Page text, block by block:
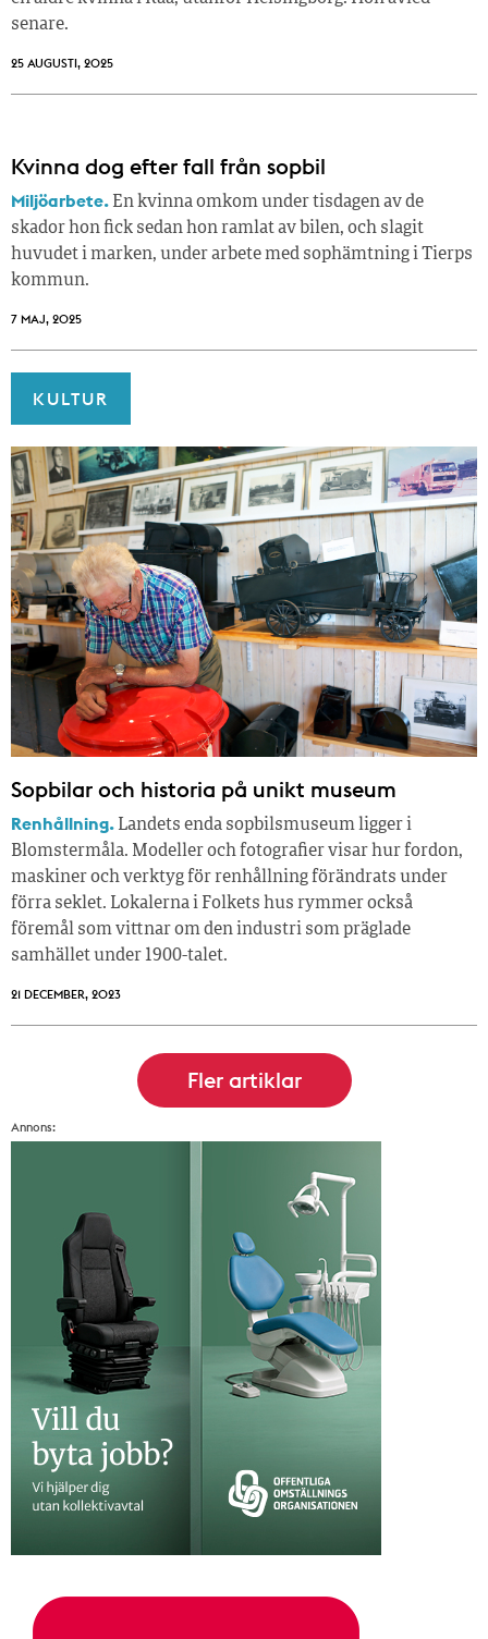
senare.
25 AUGUSTI, 2025
Kvinna dog efter fall från sopbil
Miljöarbete. En kvinna omkom under tisdagen av de
skador hon fick sedan hon ramlat av bilen, och slagit
huvudet i marken, under arbete med sophämtning i Tierps
kommun.
7 MAJ, 2025
KULTUR
Sopbilar och historia på unikt museum
Renhållning. Landets enda sopbilsmuseum ligger i
Blomstermåla. Modeller och fotografier visar hur fordon,
maskiner och verktyg för renhållning förändrats under
förra seklet. Lokalerna i Folkets hus rymmer också
föremål som vittnar om den industri som präglade
samhället under 1900-talet.
21 DECEMBER, 2023
Annons: